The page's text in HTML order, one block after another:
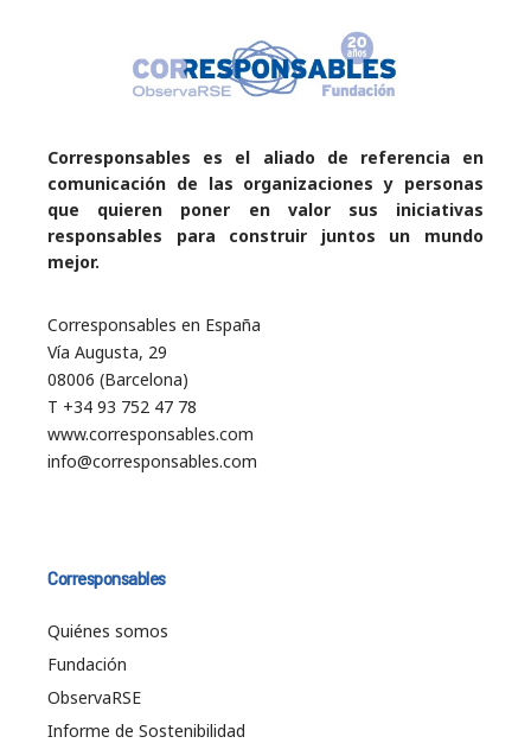
Corresponsables es el aliado de referencia en
comunicación de las organizaciones y personas
que quieren poner en valor sus iniciativas
responsables para construir juntos un mundo
mejor.
Corresponsables en España
Vía Augusta, 29
08006 (Barcelona)
T +34 93 752 47 78
www.corresponsables.com
info@corresponsables.com
Corresponsables
Quiénes somos
Fundación
ObservaRSE
Informe de Sostenibilidad